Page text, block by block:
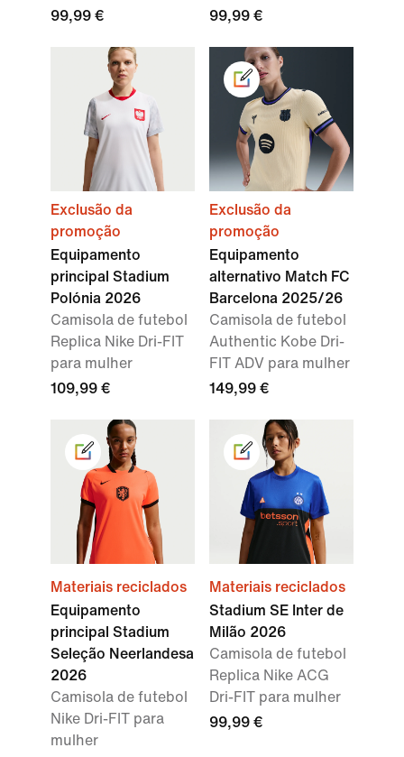
99,99 €
99,99 €
Exclusão da
promoção
Equipamento
principal Stadium
Polónia 2026
Camisola de futebol
Replica Nike Dri-FIT
para mulher
109,99 €
Exclusão da
promoção
Equipamento
alternativo Match FC
Barcelona 2025/26
Camisola de futebol
Authentic Kobe Dri-
FIT ADV para mulher
149,99 €
Materiais reciclados
Equipamento
principal Stadium
Seleção Neerlandesa
2026
Camisola de futebol
Nike Dri-FIT para
mulher
Materiais reciclados
Stadium SE Inter de
Milão 2026
Camisola de futebol
Replica Nike ACG
Dri-FIT para mulher
99,99 €